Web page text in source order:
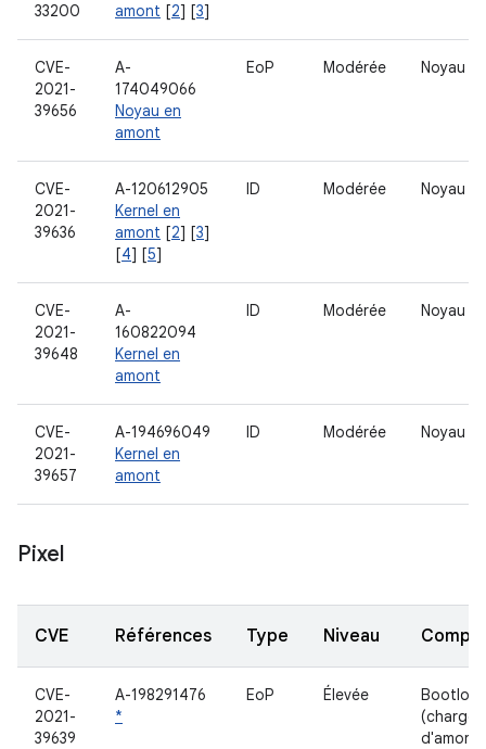
33200
amont [2] [3]
CVE-
2021-
39656
A-
174049066
Noyau en
amont
EoP Modérée Noyau
CVE-
2021-
39636
A-120612905
Kernel en
amont [2] [3]
[4] [5]
ID Modérée Noyau
CVE-
2021-
39648
A-
160822094
Kernel en
amont
ID Modérée Noyau
CVE-
2021-
39657
A-194696049
Kernel en
amont
ID Modérée Noyau
Pixel
CVE Références Type Niveau
CVE-
2021-
39639
A-198291476
*
EoP Élevée